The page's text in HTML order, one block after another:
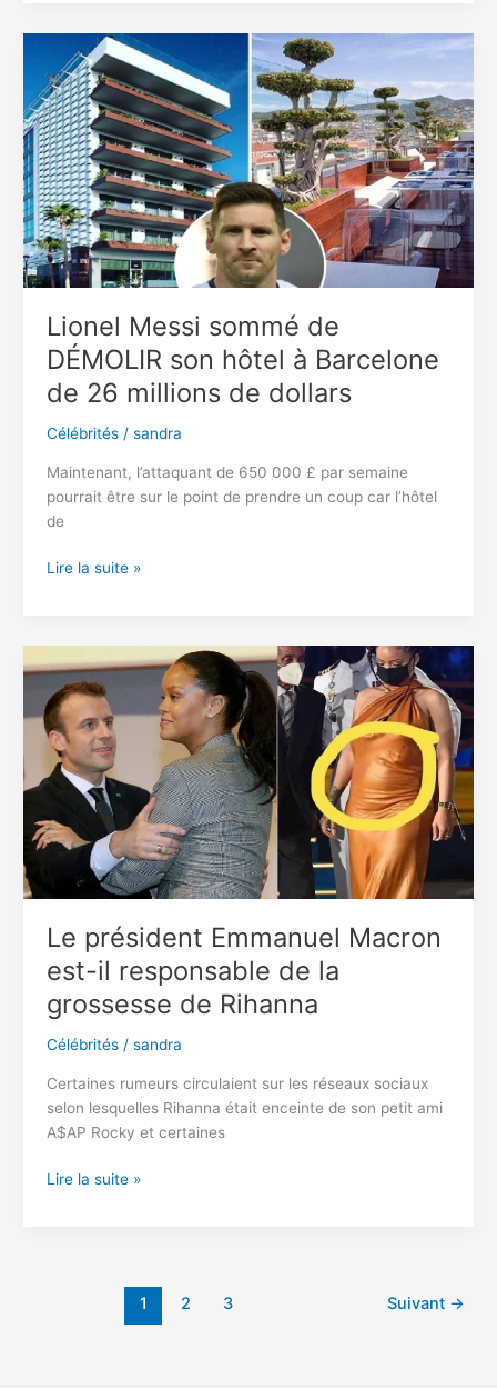
dans
un
terrible
accident
de
voiture
Lionel Messi sommé de
DÉMOLIR son hôtel à Barcelone
de 26 millions de dollars
Célébrités/ sandra
Maintenant, l’attaquant de 650 000 £ par semaine
pourrait être sur le point de prendre un coup car l’hôtel
de
Lionel
DÉMOLIR
son
hôtel
à
Barcelone
de
millions
dollars
Lire la suite »
Le président Emmanuel Macron
est-il responsable de la
grossesse de Rihanna
Célébrités/ sandra
Certaines rumeurs circulaient sur les réseaux sociaux
selon lesquelles Rihanna était enceinte de son petit ami
A$AP Rocky et certaines
Le
responsable
Lire la suite »
1 2 3 Suivant →